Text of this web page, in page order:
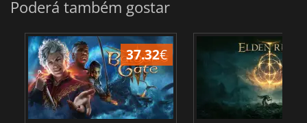
Poderá também gostar
37.32€